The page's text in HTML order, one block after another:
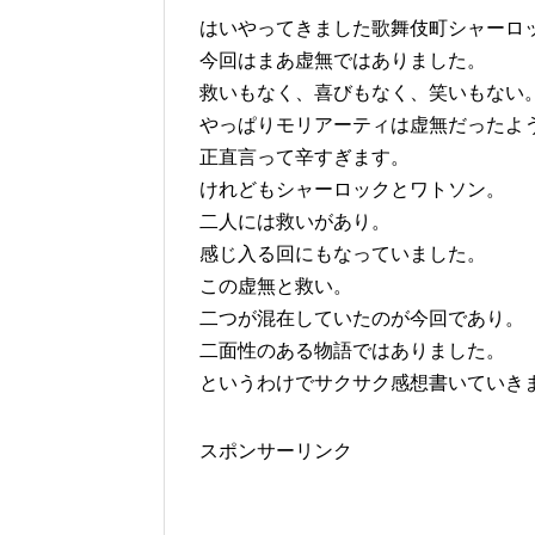
はいやってきました歌舞伎町シャーロ
今回はまあ虚無ではありました。
救いもなく、喜びもなく、笑いもない。
やっぱりモリアーティは虚無だったよ
正直言って辛すぎます。
けれどもシャーロックとワトソン。
二人には救いがあり。
感じ入る回にもなっていました。
この虚無と救い。
二つが混在していたのが今回であり。
二面性のある物語ではありました。
というわけでサクサク感想書いていき
スポンサーリンク